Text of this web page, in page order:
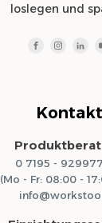
loslegen und
Kontakt
0 7195 -
(Mo - Fr: 08:00 -